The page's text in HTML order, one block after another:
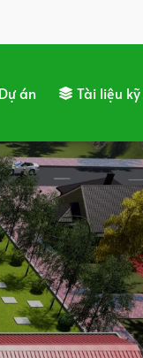
Dự án Tài liệu